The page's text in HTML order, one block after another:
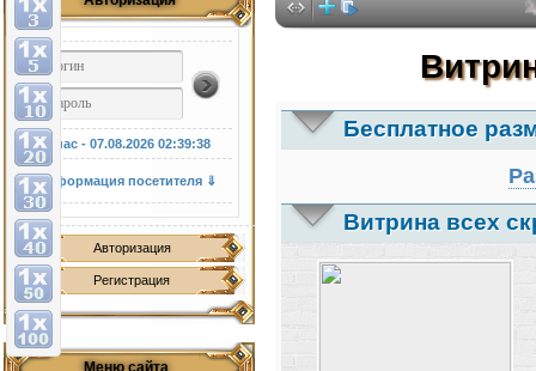
У нас - 07.08.202602:39:39
Информация посетителя ⇓
Авторизация
Регистрация
Меню сайта
Здесь
Бесплатное
Витрина всех